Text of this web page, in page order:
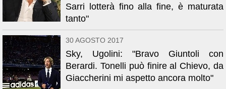
Sarri lotterà fino alla fine, è maturata
tanto"
30 AGOSTO 2017
Sky, Ugolini: "Bravo Giuntoli con
Berardi. Tonelli può finire al Chievo, da
Giaccherini mi aspetto ancora molto"